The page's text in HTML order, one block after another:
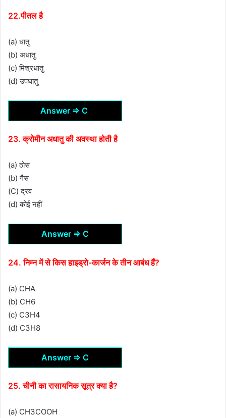
22.पीतल है
(a) धातु
(b) अधातु
(c) मिश्रधातु
(d) उपधातु
Answer ⇒ C
23. क्रोमीन अधातु की अवस्था होती है
(a) ठोस
(b) गैस
(C) द्रव
(d) कोई नहीं
Answer ⇒ C
24. निम्न में से किस हाइड्रो-कार्जन के तीन आबंध हैं?
(a) CHA
(b) CH6
(c) C3H4
(d) C3H8
Answer ⇒ C
25. चीनी का रासायनिक सूत्र क्या है?
(a) CH3COOH